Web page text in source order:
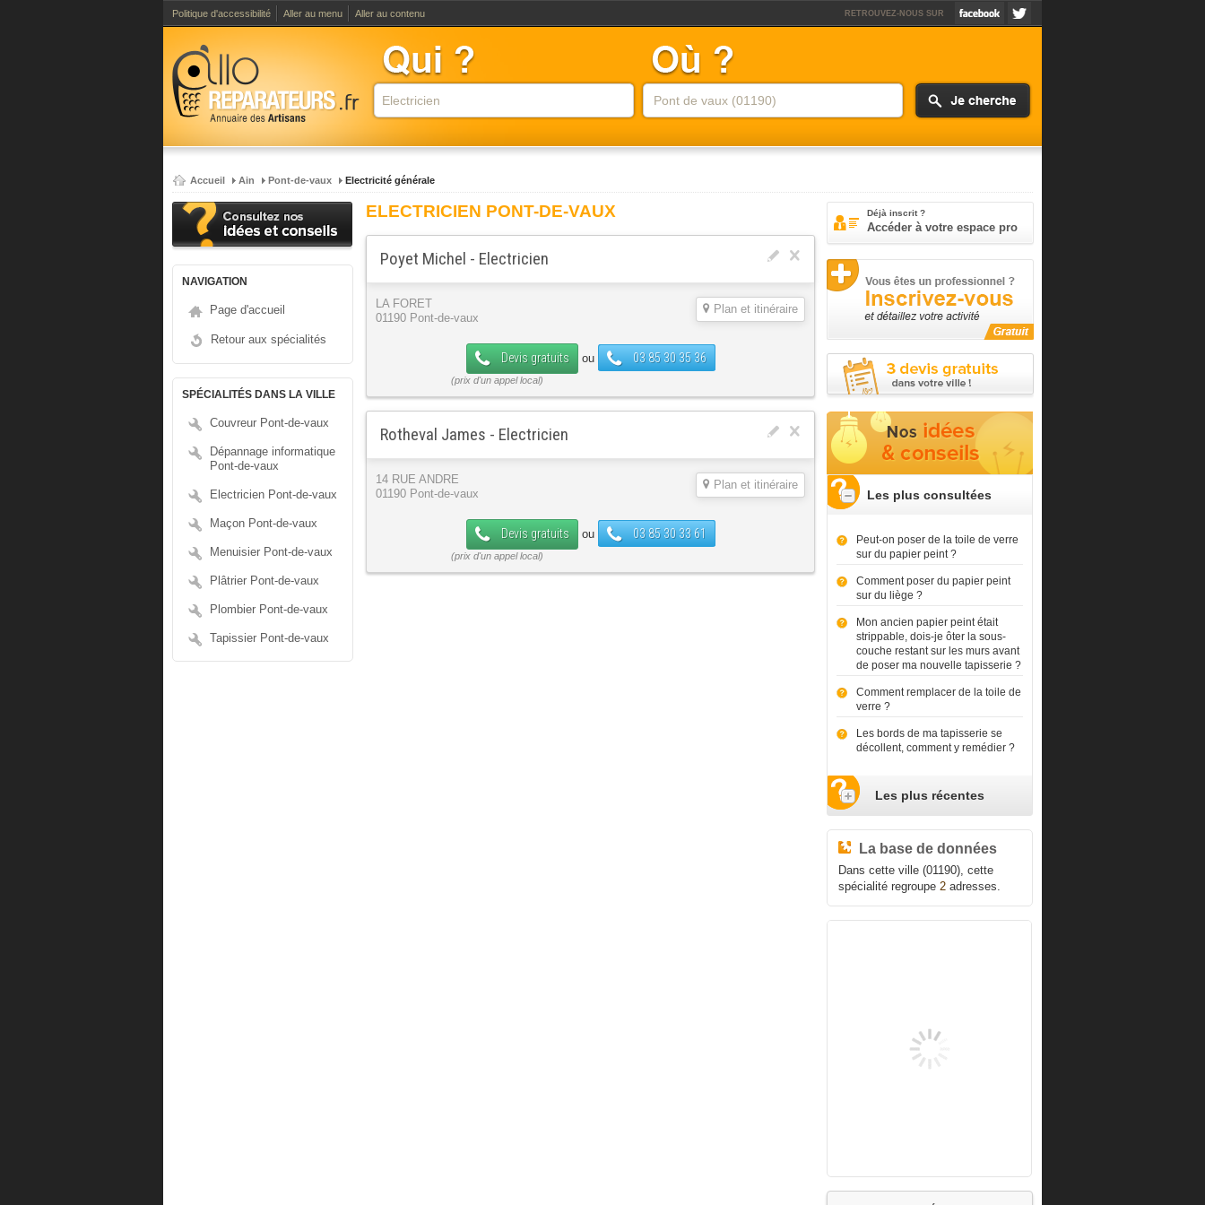
Politique d'accessibilité Aller au menu Aller au contenu RETROUVEZ-NOUS SUR
Accueil Ain Pont-de-vaux Electricité générale
NAVIGATION
Page d'accueil
Retour aux spécialités
SPÉCIALITÉS DANS LA VILLE
Couvreur Pont-de-vaux
Dépannage informatique
Pont-de-vaux
Electricien Pont-de-vaux
Maçon Pont-de-vaux
Menuisier Pont-de-vaux
Plâtrier Pont-de-vaux
Plombier Pont-de-vaux
Tapissier Pont-de-vaux
ELECTRICIEN PONT-DE-VAUX
Poyet Michel - Electricien
Plan et itinéraire
LA FORET
01190 Pont-de-vaux
Devis gratuits ou 03 85 30 35 36
Rotheval James - Electricien
Plan et itinéraire
14 RUE ANDRE
01190 Pont-de-vaux
Devis gratuits ou 03 85 30 33 61
Déjà inscrit ?
Accéder à votre espace pro
Les plus consultées
Peut-on poser de la toile de verre
sur du papier peint ?
Comment poser du papier peint
sur du liège ?
Mon ancien papier peint était
strippable, dois-je ôter la sous-
couche restant sur les murs avant
de poser ma nouvelle tapisserie ?
Comment remplacer de la toile de
verre ?
Les bords de ma tapisserie se
décollent, comment y remédier ?
Les plus récentes
La base de données
Dans cette ville (01190), cette
spécialité regroupe 2adresses.